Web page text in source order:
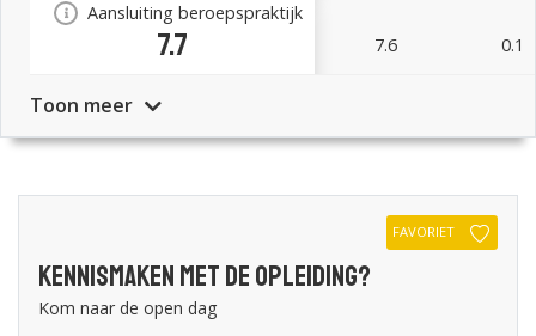
Aansluiting beroepspraktijk
7.7 7.6 0.1
Toon meer
FAVORIET
Kennismaken met de opleiding?
Kom naar de open dag